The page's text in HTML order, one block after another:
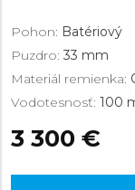
Pohon: Batériový
Puzdro: 33 mm
Materiál remienka:
Vodotesnosť: 100
3 300 €